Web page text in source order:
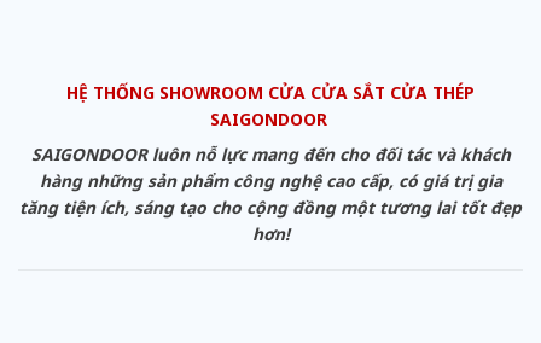
HỆ THỐNG SHOWROOM CỬA CỬA SẮT CỬA THÉP
SAIGONDOOR
SAIGONDOOR luôn nỗ lực mang đến cho đối tác và khách
hàng những sản phẩm công nghệ cao cấp, có giá trị gia
tăng tiện ích, sáng tạo cho cộng đồng một tương lai tốt đẹp
hơn!